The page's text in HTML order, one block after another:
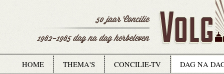
HOME THEMA'S CONCILIE-TV DAG NA